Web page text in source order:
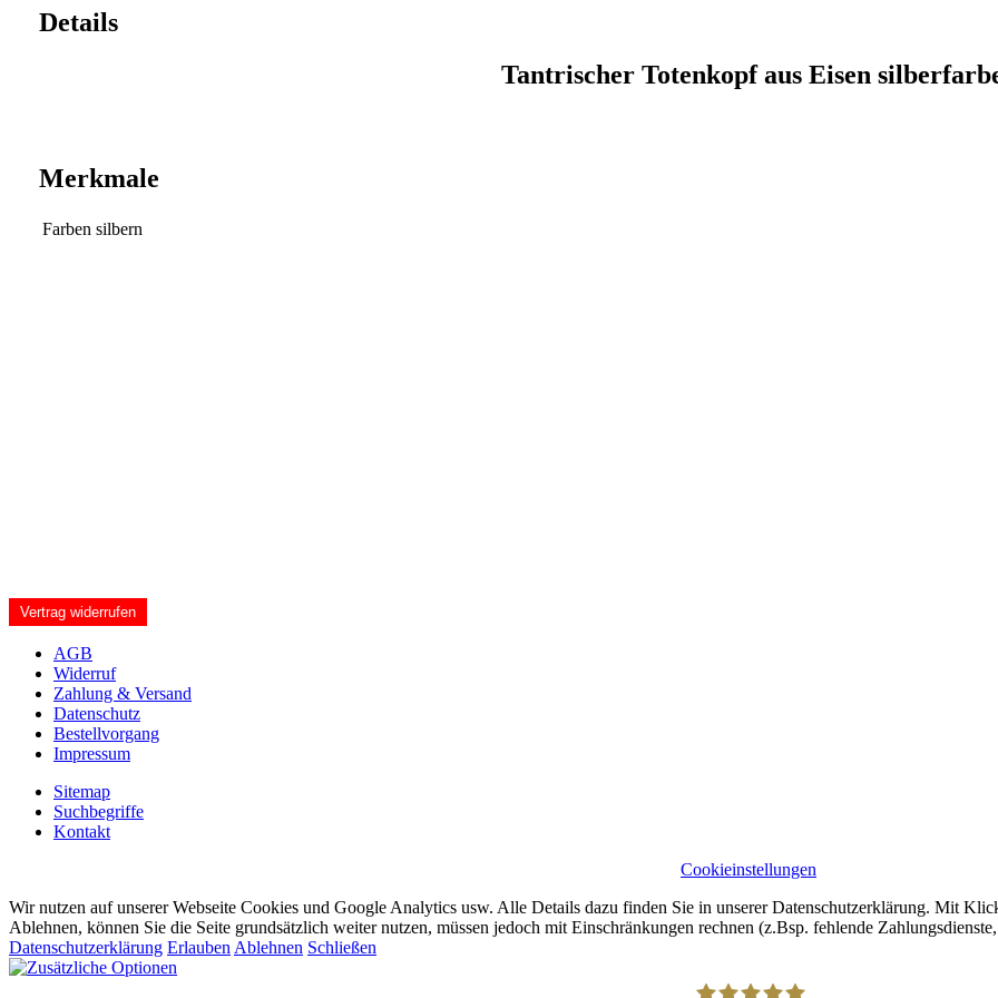
Details
Tantrischer Totenkopf aus Eisen
Merkmale
Farben silbern
Vertrag widerrufen
AGB
Widerruf
Zahlung & Versand
Datenschutz
Bestellvorgang
Impressum
Sitemap
Suchbegriffe
Kontakt
Cookieinstellungen
Wir nutzen auf unserer Webseite Cookies und Google Analytics usw. Alle Details dazu finden Sie in unserer Datenschutzerklärung. Mit
Ablehnen, können Sie die Seite grundsätzlich weiter nutzen, müssen jedoch mit Einschränkungen rechnen (z.Bsp. fehlende
Datenschutzerklärung Erlauben Ablehnen Schließen